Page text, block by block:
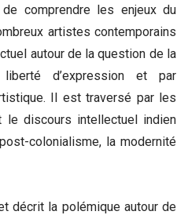
comprendre les enjeux du
artistes contemporains
autour de la question de la
d’expression et par
Il est traversé par les
le discours intellectuel indien
colonialisme, la modernité
décrit la polémique autour de